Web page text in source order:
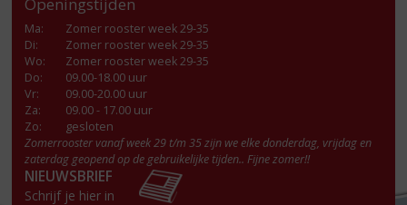
Ma:
Zomer rooster week 29-35
Di:
Zomer rooster week 29-35
Wo:
Zomer rooster week 29-35
Do:
09.00-18.00 uur
Vr:
09.00-20.00 uur
Za:
09.00 - 17.00 uur
Zo:
gesloten
Zomerrooster vanaf week 29 t/m 35 zijn we elke donderdag, vrijdag en
zaterdag geopend op de gebruikelijke tijden.. Fijne zomer!!
NIEUWSBRIEF
Schrijf je hier in